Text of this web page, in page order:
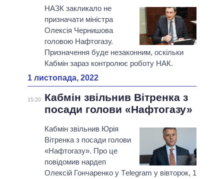
НАЗК закликало не
призначати міністра
Олексія Чернишова
головою Нафтогазу.
Призначення буде незаконним, оскільки
Кабмін зараз контролює роботу НАК.
1 листопада, 2022
15:20
Кабмін звільнив Вітренка з
посади голови «Нафтогазу»
Кабмін звільнив Юрія
Вітренка з посади голови
«Нафтогазу». Про це
повідомив нардеп
Олексій Гончаренко у Тelegram у вівторок, 1